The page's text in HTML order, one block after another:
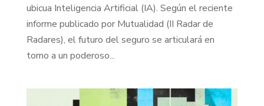
ubicua Inteligencia Artificial (IA). Según el reciente
informe publicado por Mutualidad (II Radar de
Radares), el futuro del seguro se articulará en
torno a un poderoso...